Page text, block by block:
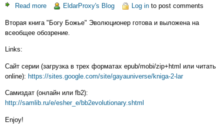
Read more about
книга
Богу
выложена
и
EldarProxy's Blog Log into post comments
Вторая книга "Богу Божье" Эволюционер готова и выложена на
всеобщее обозрение.
Links:
Сайт серии (загрузка в трех форматах epub/mobi/zip+html или читать
online): https://sites.google.com/site/gayauniverse/kniga-2-lar
Самиздат (онлайн или fb2):
http://samlib.ru/e/esher_e/bb2evolutionary.shtml
Enjoy!